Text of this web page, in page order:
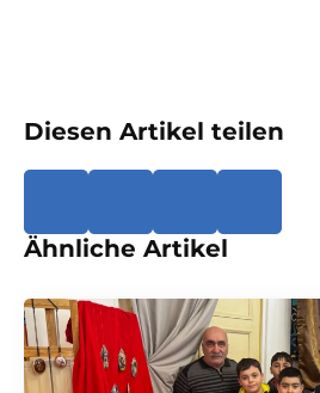
Diesen Artikel teilen
Ähnliche Artikel